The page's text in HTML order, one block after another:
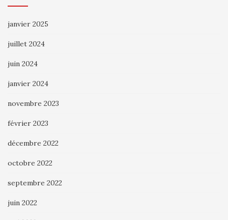
janvier 2025
juillet 2024
juin 2024
janvier 2024
novembre 2023
février 2023
décembre 2022
octobre 2022
septembre 2022
juin 2022